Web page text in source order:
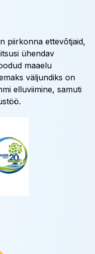
piirkonna ettevõtjaid,
ühendav
maaelu
väljundiks on
elluviimine, samuti